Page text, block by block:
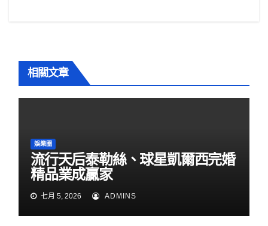
相關文章
娛樂圈
流行天后泰勒絲、球星凱爾西完婚
精品業成贏家
七月 5, 2026 ADMINS